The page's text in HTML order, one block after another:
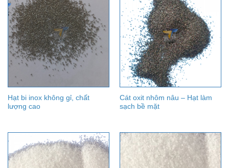
Hạt bi inox không gỉ, chất
lượng cao
Cát oxit nhôm nâu – Hạt làm
sạch bề mặt